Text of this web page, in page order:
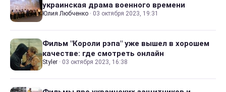
украинская драма военного времени
Юлия Любченко · 03 октября 2023, 19:31
Фильм "Короли рэпа" уже вышел в хорошем
качестве: где смотреть онлайн
Styler · 03 октября 2023, 16:38